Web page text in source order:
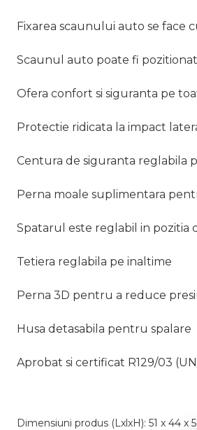
Fixarea scaunului auto se face
Scaunul auto poate fi
Ofera confort si siguranta pe
Protectie ridicata la impact
Centura de siguranta reglabila
Perna moale suplimentara
Spatarul este reglabil in pozitia
Tetiera reglabila pe inaltime
Perna 3D pentru a reduce
Husa detasabila pentru spalare
Aprobat si certificat R129/03
Dimensiuni produs (LxlxH): 51 x 44 x